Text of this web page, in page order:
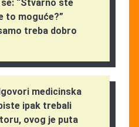
“Stvarno ste
to moguće?”
treba dobro
medicinska
ipak trebali
ovog je puta